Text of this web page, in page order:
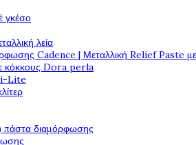
γκέσο
λεία
Cadence | Μεταλλική Relief Paste
κόκκους Dora perla
Lite
πάστα διαμόρφωσης